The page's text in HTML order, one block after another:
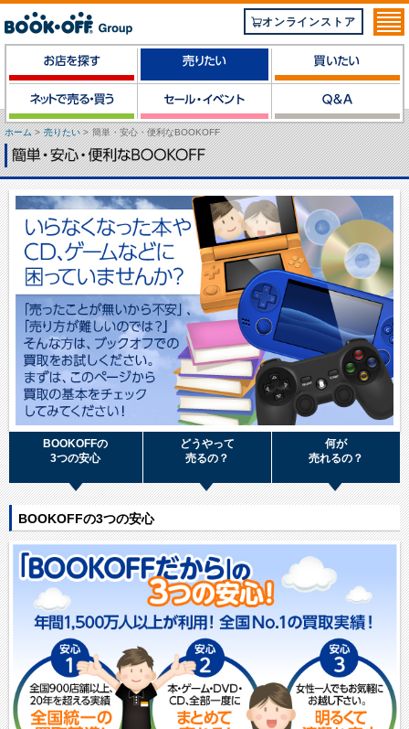
オンラインストア
ホーム> 売りたい> 簡単・安心・便利なBOOKOFF
BOOKOFFの
3つの安心
どうやって
売るの？
何が
売れるの？
BOOKOFFの3つの安心